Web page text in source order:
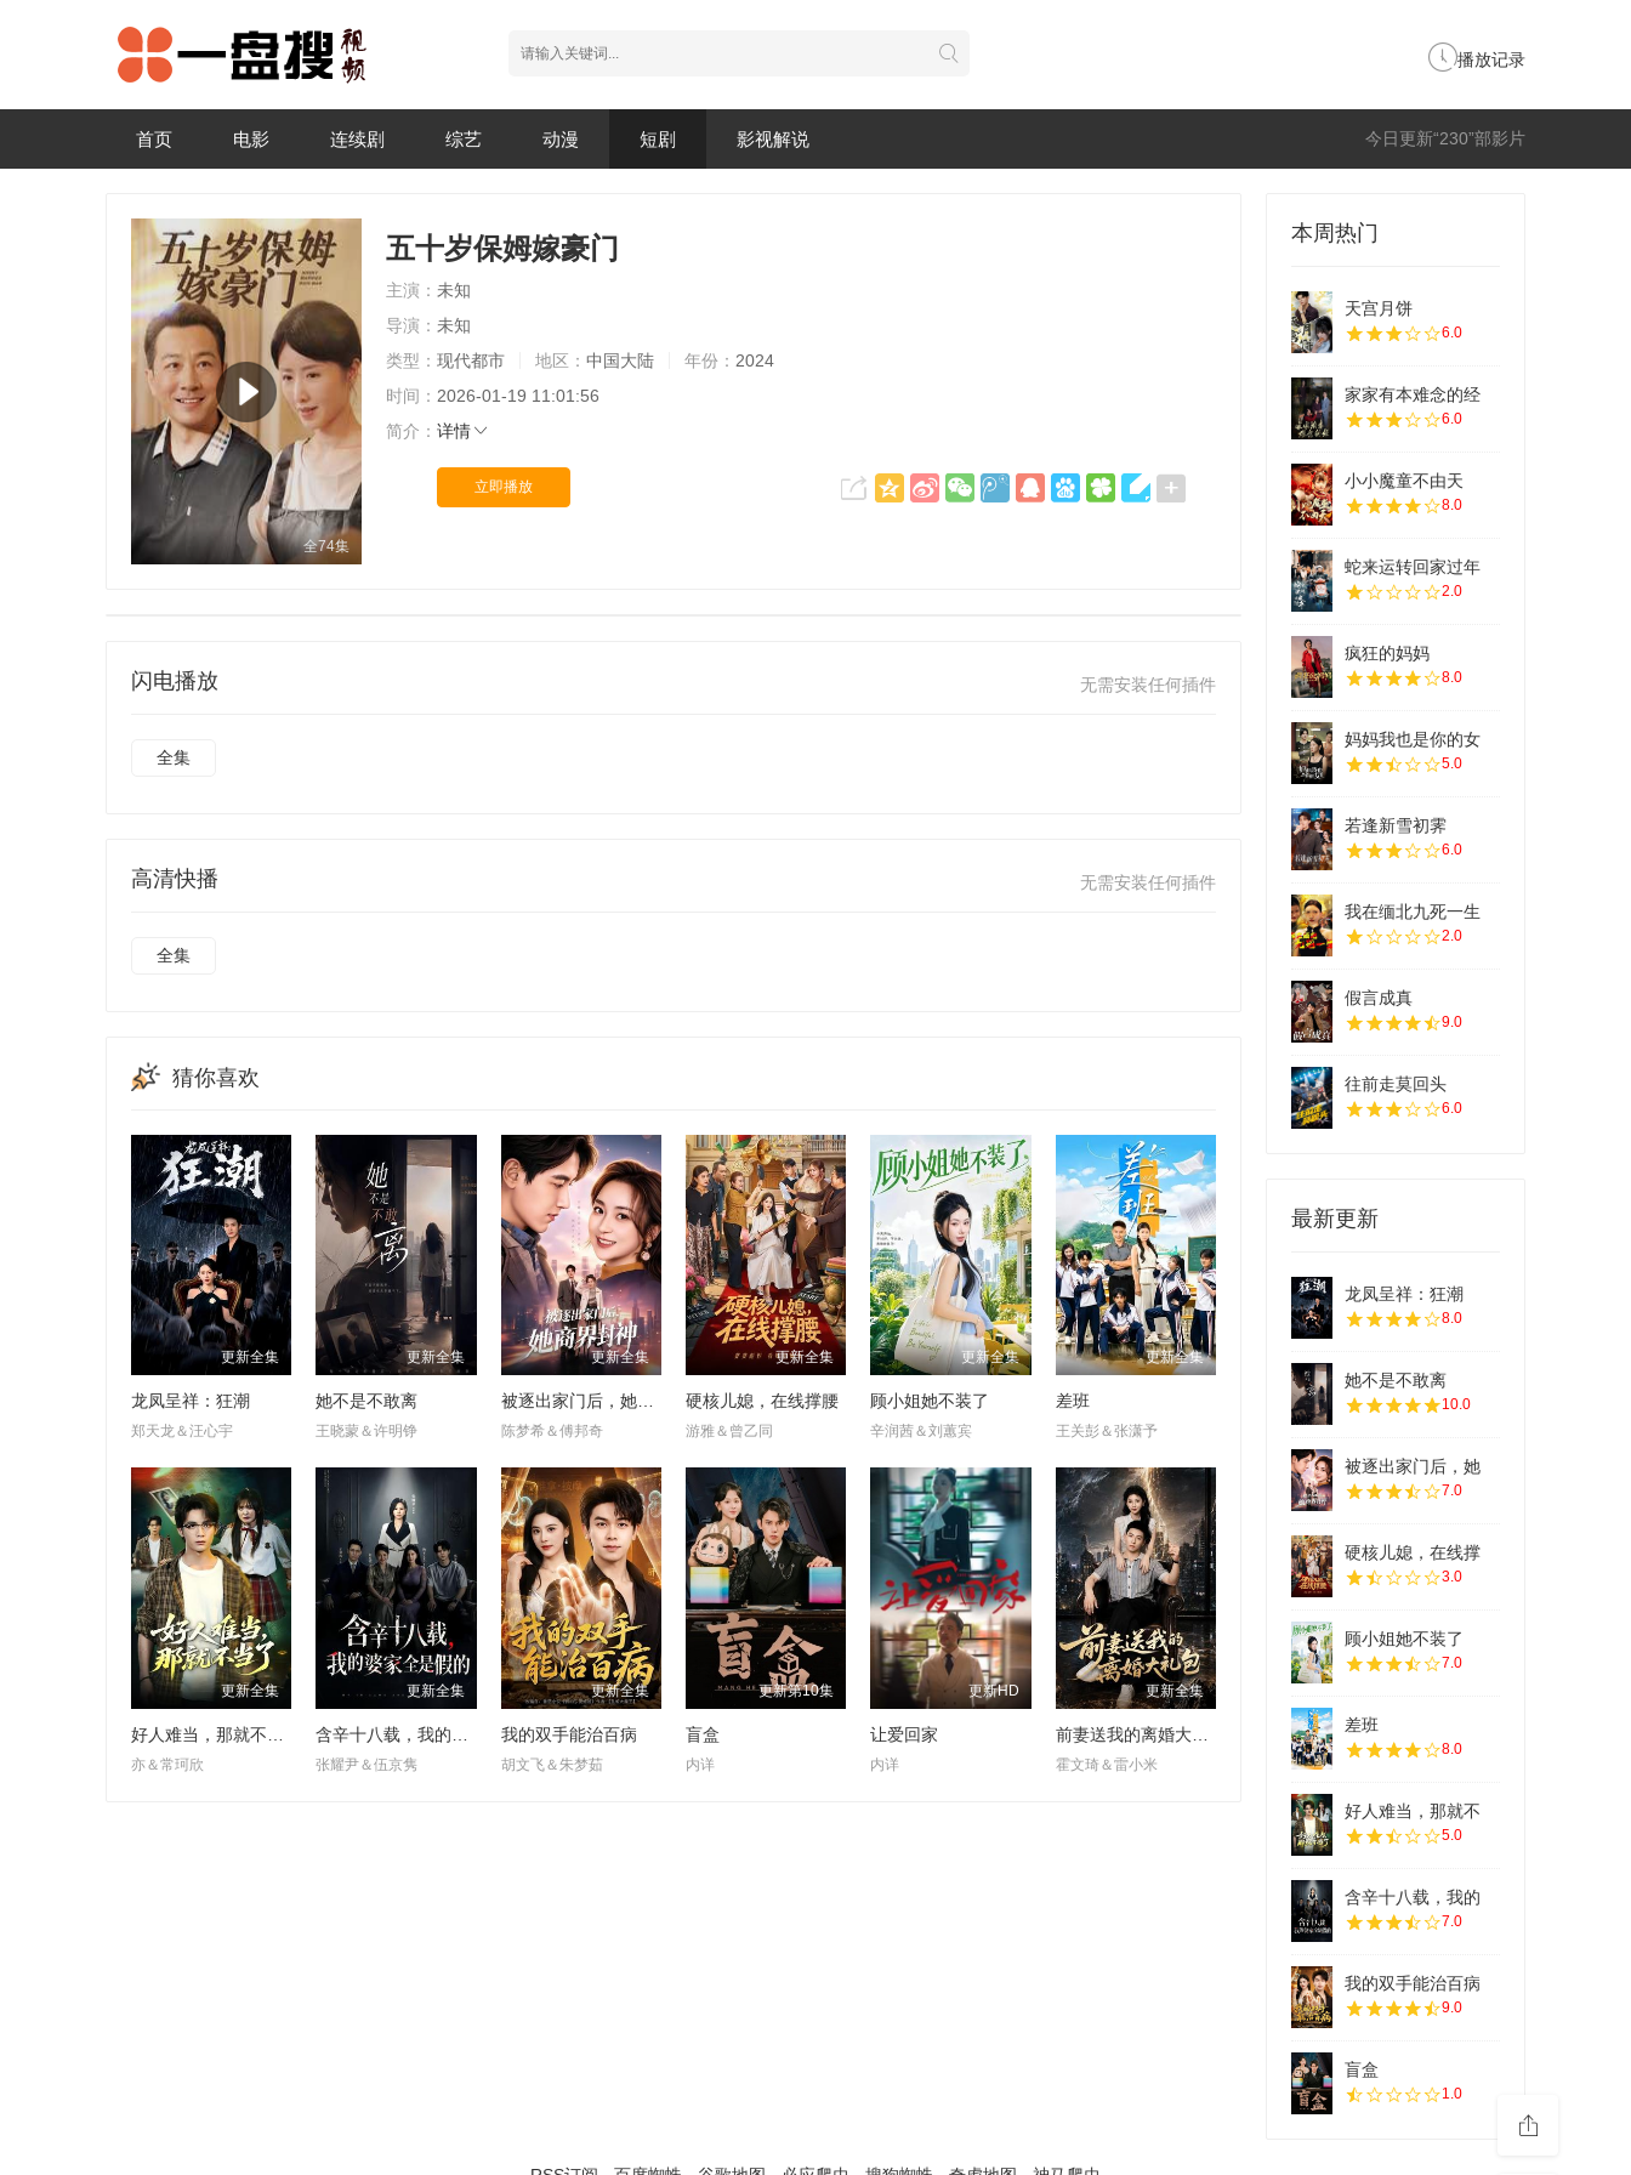
播放记录
今日更新“230”部影片
首页 电影 连续剧 综艺 动漫 短剧 影视解说
全74集
五十岁保姆嫁豪门
主演： 未知
导演： 未知
类型： 现代都市 地区： 中国大陆 年份： 2024
时间： 2026-01-19 11:01:56
简介： 详情
立即播放
无需安装任何插件
闪电播放
全集
无需安装任何插件
高清快播
全集
猜你喜欢
更新全集
龙凤呈祥：狂潮
郑天龙＆汪心宇
更新全集
她不是不敢离
王晓蒙＆许明铮
更新全集
被逐出家门后，她商界封神
陈梦希＆傅邦奇
更新全集
硬核儿媳，在线撑腰
游雅＆曾乙同
更新全集
顾小姐她不装了
辛润茜＆刘蕙宾
更新全集
差班
王关彭＆张潇予
更新全集
亦＆常珂欣
更新全集
张耀尹＆伍京隽
更新全集
我的双手能治百病
胡文飞＆朱梦茹
更新第10集
盲盒
内详
更新HD
让爱回家
内详
更新全集
前妻送我的离婚大礼包
霍文琦＆雷小米
本周热门
天宫月饼
6.0
家家有本难念的经
6.0
小小魔童不由天
8.0
蛇来运转回家过年
2.0
疯狂的妈妈
8.0
妈妈我也是你的女
5.0
若逢新雪初霁
6.0
我在缅北九死一生
2.0
假言成真
9.0
往前走莫回头
6.0
最新更新
龙凤呈祥：狂潮
8.0
她不是不敢离
10.0
被逐出家门后，她
7.0
硬核儿媳，在线撑
3.0
顾小姐她不装了
7.0
差班
8.0
好人难当，那就不
5.0
含辛十八载，我的
7.0
我的双手能治百病
9.0
盲盒
1.0